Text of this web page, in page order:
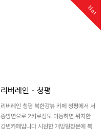
Hot
리버레인 - 청평
리버레인 청평 북한강뷰 카페 청평에서 서
종방면으로 2키로정도 이동하면 위치한
강변카페입니다 시원한 개방형창문에 북